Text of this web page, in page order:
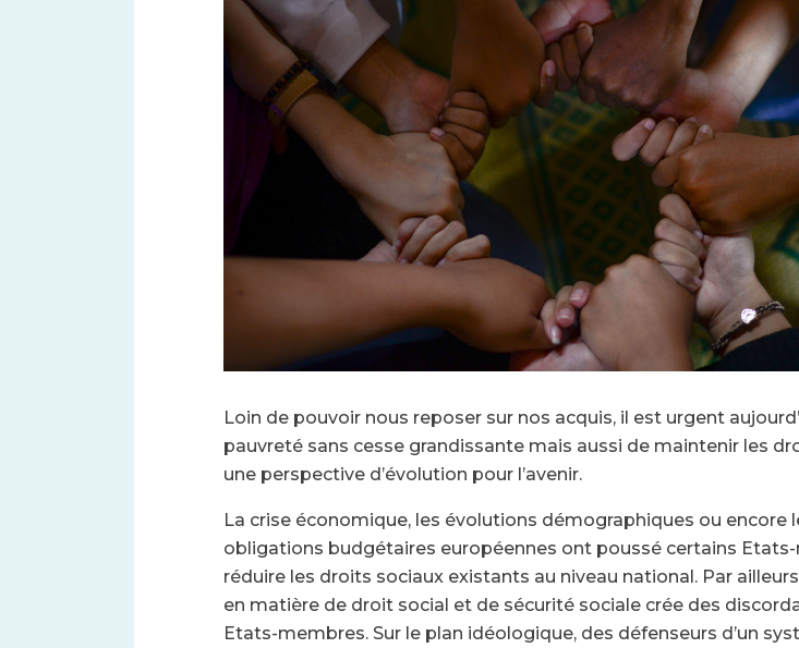
Loin de pouvoir nous reposer sur nos acquis, il est urgent
pauvreté sans cesse grandissante mais aussi de maintenir les
une perspective d’évolution pour l’avenir.
La crise économique, les évolutions démographiques ou encore
obligations budgétaires européennes ont poussé certains Etats-
réduire les droits sociaux existants au niveau national. Par
en matière de droit social et de sécurité sociale crée des
Etats-membres. Sur le plan idéologique, des défenseurs d’un